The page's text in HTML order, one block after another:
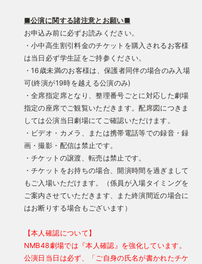
■公演に関する諸注意とお願い■
お申込み前に必ずお読みください。
・小中高生割引料金のチケットを購入されるお客様
は当日必ず学生証をご持参ください。
・16歳未満のお客様は、保護者同伴の場合のみ入場
可(終演が19時を越える公演のみ)
・全席指定席となり、整理番号ごとに対応した劇場
指定の座席でご観覧いただきます。配席図につきま
しては公演当日劇場にてご確認いただけます。
・ビデオ・カメラ、または携帯電話等での録音・録
画・撮影・配信は禁止です。
・チケットの譲渡、転売は禁止です。
・チケットをお持ちの場合、開演時間を過ぎまして
もご入場いただけます。（係員が入場タイミングを
ご案内させていただきます、また終演間近の場合に
はお断りする場合もございます）
【本人確認について】
NMB48劇場では『本人確認』を強化しています。
公演日当日は必ず、「ご自身の氏名が書かれたチケ